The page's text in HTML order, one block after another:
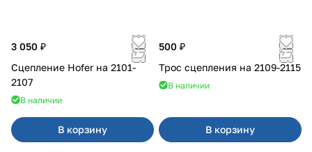
3 050 ₽
Сцепление Hofer на 2101-
2107
В наличии
В корзину
500 ₽
Трос сцепления на 2109-2115
В наличии
В корзину